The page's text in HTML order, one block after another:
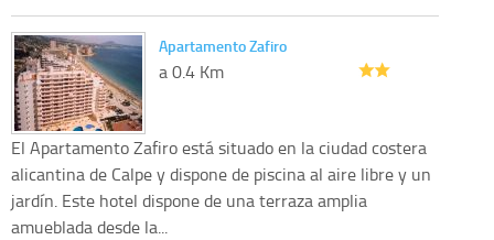
Apartamento Zafiro
a 0.4 Km
El Apartamento Zafiro está situado en la ciudad costera
alicantina de Calpe y dispone de piscina al aire libre y un
jardín. Este hotel dispone de una terraza amplia
amueblada desde la...